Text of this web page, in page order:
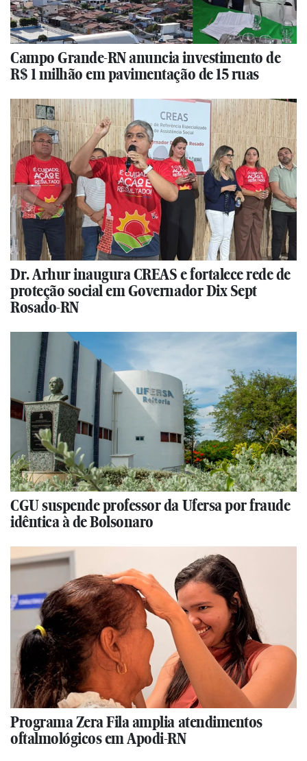
Campo Grande-RN anuncia investimento de
R$ 1 milhão em pavimentação de 15 ruas
Dr. Arhur inaugura CREAS e fortalece rede de
proteção social em Governador Dix Sept
Rosado-RN
CGU suspende professor da Ufersa por fraude
idêntica à de Bolsonaro
Programa Zera Fila amplia atendimentos
oftalmológicos em Apodi-RN